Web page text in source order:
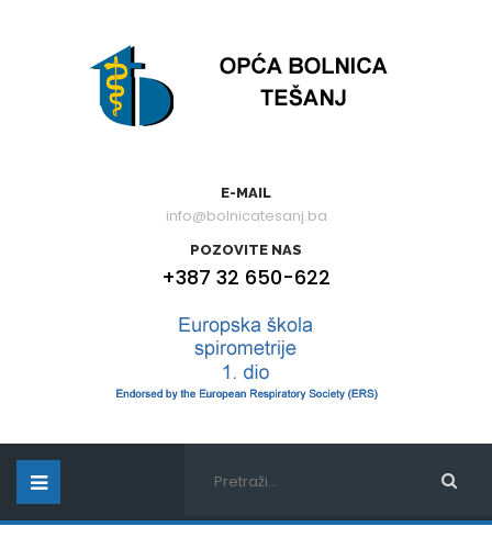
E-MAIL
info@bolnicatesanj.ba
POZOVITE NAS
+387 32 650-622